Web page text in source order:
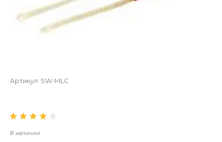
Артикул: SW-MLC
В наличии